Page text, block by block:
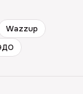
Wazzup